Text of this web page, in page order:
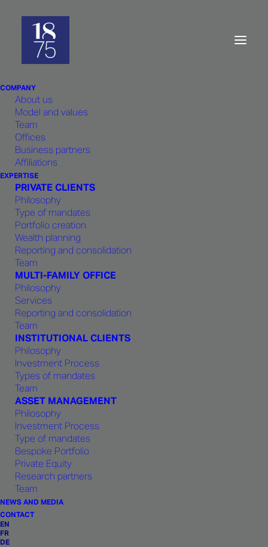
COMPANY
About us
Model and values
Team
Offices
Business partners
Affiliations
EXPERTISE
PRIVATE CLIENTS
Philosophy
Type of mandates
Portfolio creation
Wealth planning
Reporting and consolidation
Team
MULTI-FAMILY OFFICE
Philosophy
Services
Reporting and consolidation
Team
INSTITUTIONAL CLIENTS
Philosophy
Investment Process
Types of mandates
Team
ASSET MANAGEMENT
Philosophy
Investment Process
Type of mandates
Bespoke Portfolio
Private Equity
Research partners
Team
NEWS AND MEDIA
CONTACT
EN
FR
DE
La gestion va changer de
Pour
Nous vous invitons à prendre contact avec
nous en cas de questions. Notre équipe de
spécialistes se tient à votre disposition pour
répondre à vos questions et à vos besoins.